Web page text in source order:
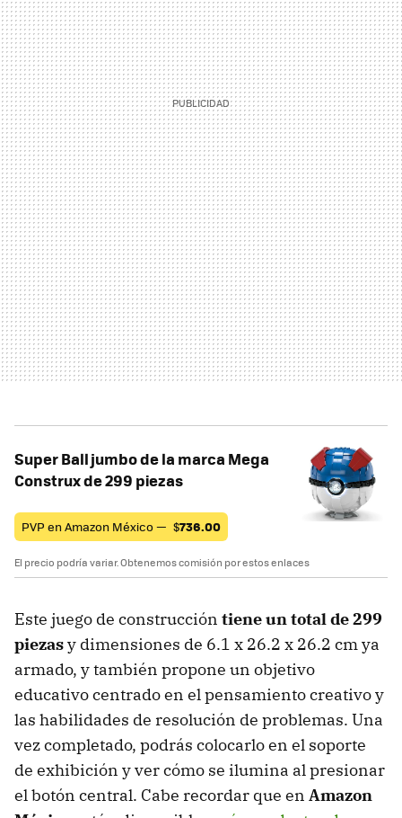
Super Ball jumbo de la marca Mega
Construx de 299 piezas
PVP en Amazon México — $736.00
El precio podría variar. Obtenemos comisión por estos enlaces
Este juego de construcción tiene un total de 299
piezasy dimensiones de 6.1 x 26.2 x 26.2 cm ya
armado, y también propone un objetivo
educativo centrado en el pensamiento creativo y
las habilidades de resolución de problemas. Una
vez completado, podrás colocarlo en el soporte
de exhibición y ver cómo se ilumina al presionar
el botón central. Cabe recordar que en Amazon